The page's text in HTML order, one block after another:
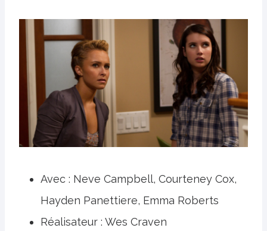
Avec : Neve Campbell, Courteney Cox,
Hayden Panettiere, Emma Roberts
Réalisateur : Wes Craven